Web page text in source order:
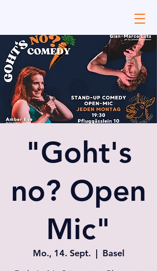
"Goht's
no? Open
Mic"
Mo., 14. Sept.
  |
Basel